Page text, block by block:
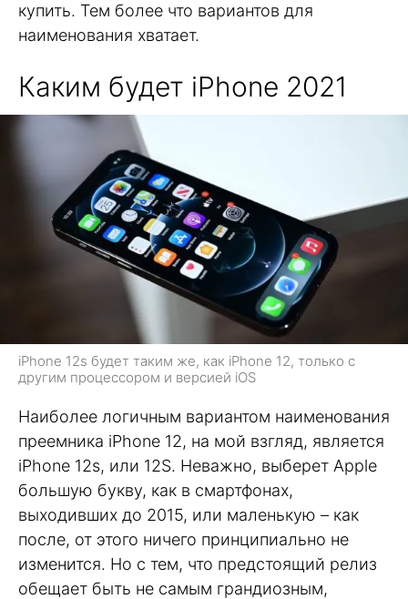
купить. Тем более что вариантов для
наименования хватает.
Каким будет iPhone 2021
iPhone 12s будет таким же, как iPhone 12, только с
другим процессором и версией iOS
Наиболее логичным вариантом наименования
преемника iPhone 12, на мой взгляд, является
iPhone 12s, или 12S. Неважно, выберет Apple
большую букву, как в смартфонах,
выходивших до 2015, или маленькую – как
после, от этого ничего принципиально не
изменится. Но с тем, что предстоящий релиз
обещает быть не самым грандиозным,